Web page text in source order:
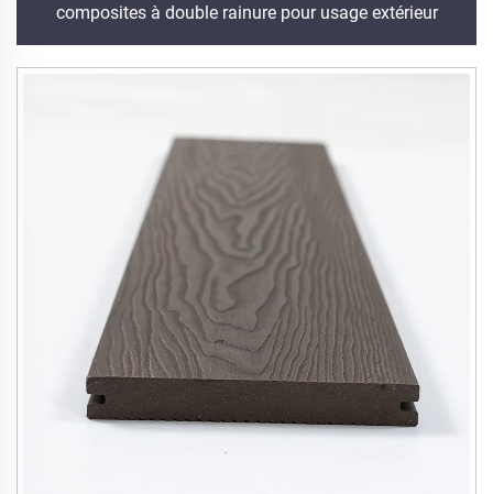
composites à double rainure pour usage extérieur